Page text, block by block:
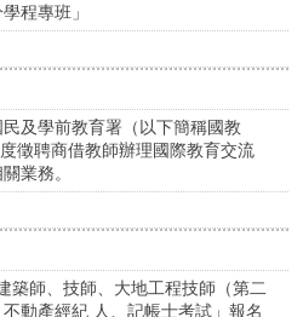
程專班」
及學前教育署（以下簡稱國教
徵聘商借教師辦理國際教育交流
業務。
築師、技師、大地工程技師（第二
動產經紀 人、記帳士考試」報名